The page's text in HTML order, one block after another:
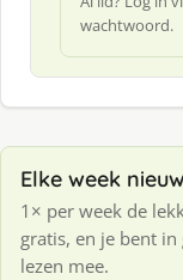
wachtwoord.
Elke week
1× per week de
gratis, en je bent
lezen mee.